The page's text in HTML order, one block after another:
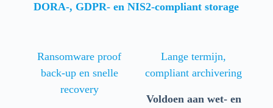
DORA-, GDPR- en NIS2-compliant storage
Ransomware proof
back-up en snelle
recovery
Lange termijn,
compliant archivering
Voldoen aan wet- en